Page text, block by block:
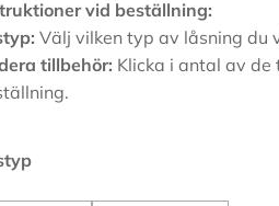
vid beställning:
Välj vilken typ av låsning du
tillbehör: Klicka i antal av